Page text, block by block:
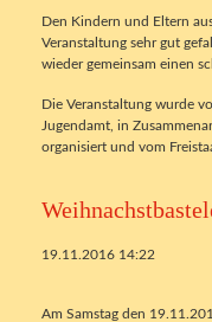
Den Kindern und Eltern
Veranstaltung sehr gut
wieder gemeinsam einen
Die Veranstaltung wurde
Jugendamt, in
organisiert und vom
19.11.2016 14:22
Am Samstag den